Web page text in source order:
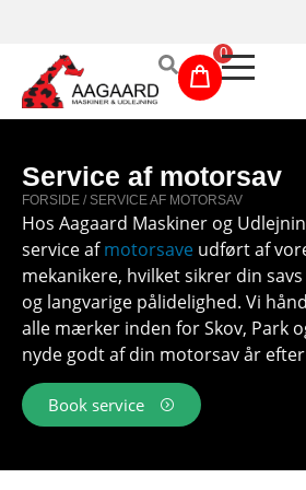
0
Have- og parkmaskiner
Sikkerhed og tilbehør
Depotrum
Mærker
Værksted
Service af motorsav
FORSIDE / SERVICE AF MOTORSAV
Hos Aagaard Maskiner og
service afmotorsave udført af
mekanikere, hvilket sikrer din
og langvarige pålidelighed. Vi
alle mærker inden for Skov, Park
nyde godt af din motorsav år
Book service